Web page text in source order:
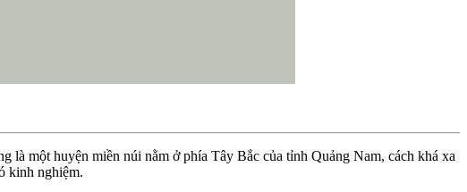
là một huyện miền núi nằm ở phía Tây Bắc của tỉnh Quảng Nam, cách khá xa
kinh nghiệm.